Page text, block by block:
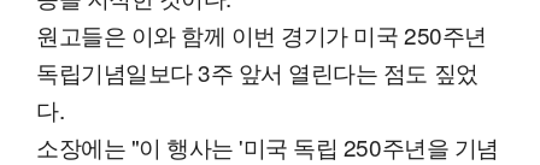
원고들은 이와 함께 이번 경기가 미국 250주년
독립기념일보다 3주 앞서 열린다는 점도 짚었
다.
소장에는 "이 행사는 '미국 독립 250주년을 기념